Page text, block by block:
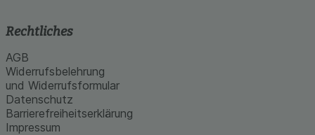
Rechtliches
AGB
Widerrufsbelehrung
und Widerrufsformular
Datenschutz
Barrierefreiheitserklärung
Impressum